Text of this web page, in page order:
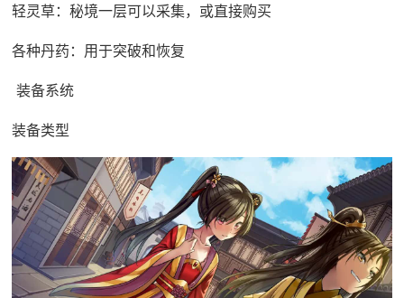
轻灵草：秘境一层可以采集，或直接购买
各种丹药：用于突破和恢复
装备系统
装备类型